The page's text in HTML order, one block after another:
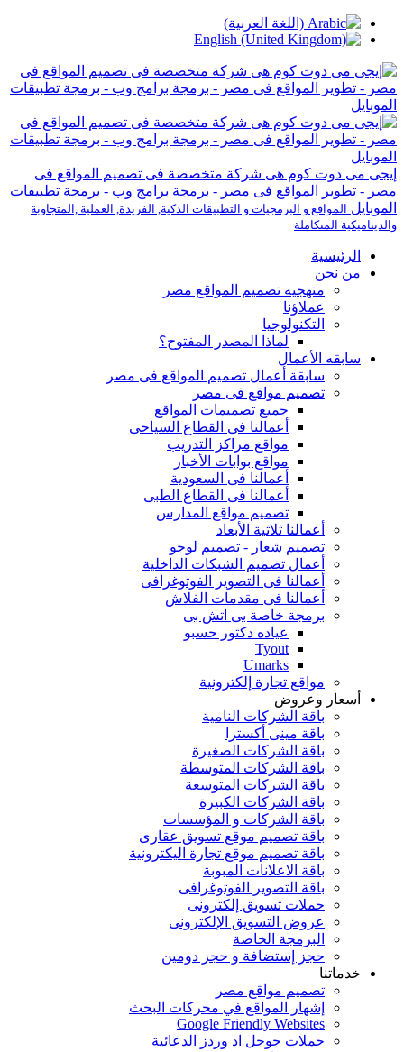
إيجى مى دوت كوم هى شركة متخصصة فى تصميم المواقع فى
مصر - تطوير المواقع فى مصر - برمجة برامج وب - برمجة تطبيقات
الموبايل المواقع و البرمجيات و التطبيقات الذكية, الفريدة, العملية ,المتجاوبة
والديناميكية المتكاملة
الرئيسية
من نحن
منهجيه تصميم المواقع مصر
عملاؤنا
التكنولوجيا
لماذا المصدر المفتوح؟
سابقه الأعمال
سابقة أعمال تصميم المواقع فى مصر
تصميم مواقع فى مصر
جميع تصميمات المواقع
أعمالنا فى القطاع السياحى
مواقع مراكز التدريب
مواقع بوابات الأخبار
أعمالنا فى السعودية
أعمالنا فى القطاع الطبى
تصميم مواقع المدارس
أعمالنا ثلاثية الأبعاد
تصميم شعار - تصميم لوجو
أعمال تصميم الشبكات الداخلية
أعمالنا فى التصوير الفوتوغرافى
أعمالنا فى مقدمات الفلاش
برمجة خاصة بى اتش بى
عياده دكتور حسبو
Tyout
Umarks
مواقع تجارة إلكترونية
أسعار وعروض
باقة الشركات النامية
باقة مينى أكسترا
باقة الشركات الصغيرة
باقة الشركات المتوسطة
باقة الشركات المتوسعة
باقة الشركات الكبيرة
باقة الشركات و المؤسسات
باقة تصميم موقع تسويق عقارى
باقة تصميم موقع تجارة اليكترونية
باقة الاعلانات المبوبة
باقة التصوير الفوتوغرافى
حملات تسويق إلكترونى
عروض التسويق الإلكترونى
البرمجة الخاصة
حجز إستضافة و حجز دومين
خدماتنا
تصميم مواقع مصر
إشهار المواقع في محركات البحث
Google Friendly Websites
حملات جوجل اد وردز الدعائية